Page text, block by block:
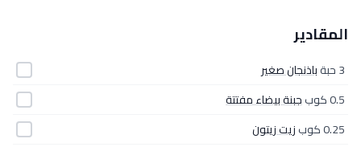
المقادير
3 حبة
باذنجان صغير
0.5 كوب
جبنة بيضاء مفتتة
0.25 كوب
زيت زيتون